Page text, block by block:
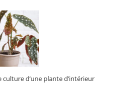
d’une plante d’intérieur